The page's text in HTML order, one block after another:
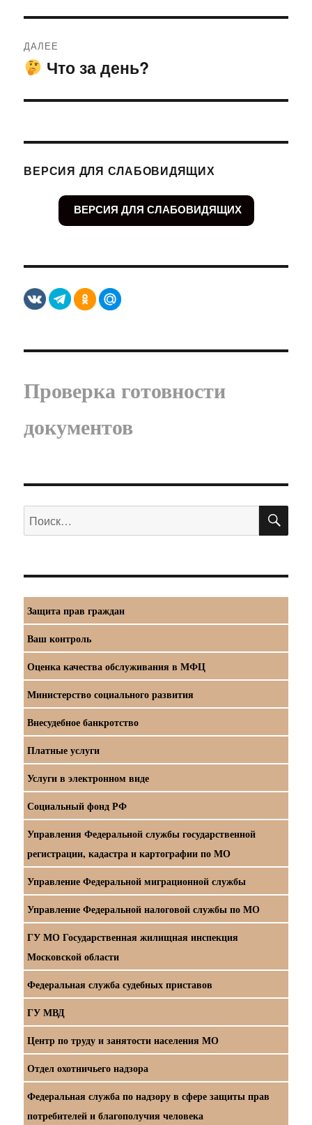
ДАЛЕЕ
Следующая
Что за день?
ВЕРСИЯ ДЛЯ СЛАБОВИДЯЩИХ
ВЕРСИЯ ДЛЯ СЛАБОВИДЯЩИХ
Проверка готовности
документов
Искать:
Защита прав граждан
Ваш контроль
Оценка качества обслуживания в МФЦ
Министерство социального развития
Внесудебное банкротство
Платные услуги
Услуги в электронном виде
Социальный фонд РФ
Управления Федеральной службы государственной
регистрации, кадастра и картографии по МО
Управление Федеральной миграционной службы
Управление Федеральной налоговой службы по МО
ГУ МО Государственная жилищная инспекция
Московской области
Федеральная служба судебных приставов
ГУ МВД
Центр по труду и занятости населения МО
Отдел охотничьего надзора
Федеральная служба по надзору в сфере защиты прав
потребителей и благополучия человека